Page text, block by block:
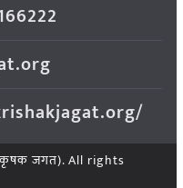
जगत). All rights